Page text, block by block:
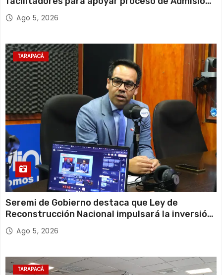
Escolar 2027
Ago 5, 2026
TARAPACÁ
Seremi de Gobierno destaca que Ley de
Reconstrucción Nacional impulsará la inversión
y el empleo en Tarapacá
Ago 5, 2026
TARAPACÁ